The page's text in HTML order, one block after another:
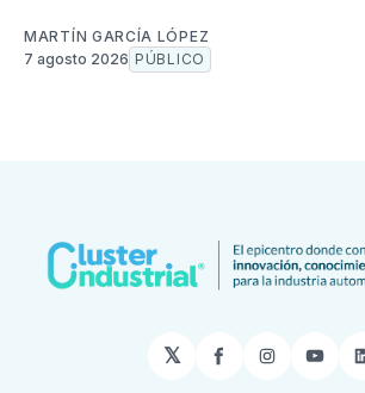
MARTÍN GARCÍA LÓPEZ
7 agosto 2026 PÚBLICO
𝕏 Facebook